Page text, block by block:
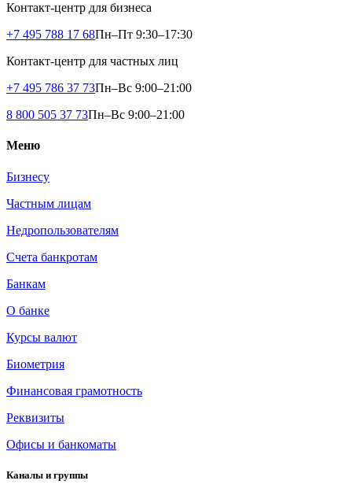
Контакт-центр для бизнеса
+7 495 788 17 68Пн–Пт 9:30–17:30
Контакт-центр для частных лиц
+7 495 786 37 73Пн–Вс 9:00–21:00
8 800 505 37 73Пн–Вс 9:00–21:00
Меню
Бизнесу
Частным лицам
Недропользователям
Счета банкротам
Банкам
О банке
Курсы валют
Биометрия
Финансовая грамотность
Реквизиты
Офисы и банкоматы
Каналы и группы